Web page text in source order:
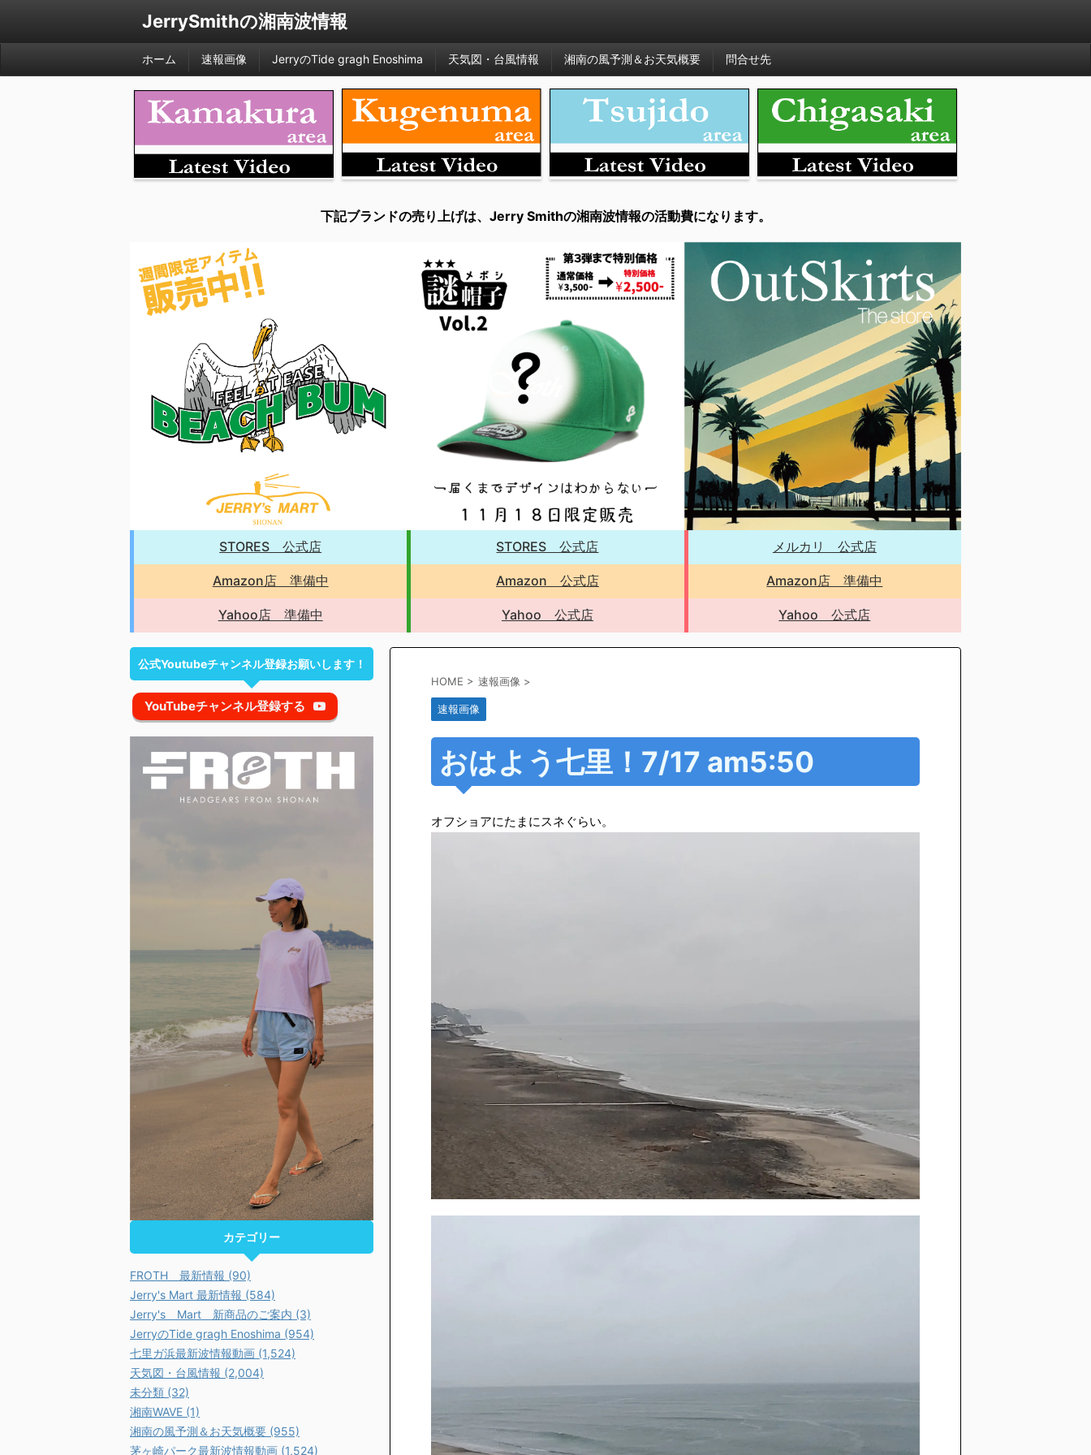
JerrySmithの湘南波情報
ホーム 速報画像 JerryのTide gragh Enoshima 天気図・台風情報 湘南の風予測＆お天気概要 問合せ先
下記ブランドの売り上げは、Jerry Smithの湘南波情報の活動費になります。
STORES 公式店
Amazon店 準備中
Yahoo店 準備中
STORES 公式店
Amazon 公式店
Yahoo 公式店
メルカリ 公式店
Amazon店 準備中
Yahoo 公式店
HOME > 速報画像 >
速報画像
おはよう七里！7/17 am5:50
オフショアにたまにスネぐらい。
公式Youtubeチャンネル登録お願いします！
YouTubeチャンネル登録する
カテゴリー
FROTH 最新情報 (90)
Jerry's Mart 最新情報 (584)
Jerry's Mart 新商品のご案内 (3)
JerryのTide gragh Enoshima (954)
七里ガ浜最新波情報動画 (1,524)
天気図・台風情報 (2,004)
未分類 (32)
湘南WAVE (1)
湘南の風予測＆お天気概要 (955)
茅ヶ崎パーク最新波情報動画 (1,524)